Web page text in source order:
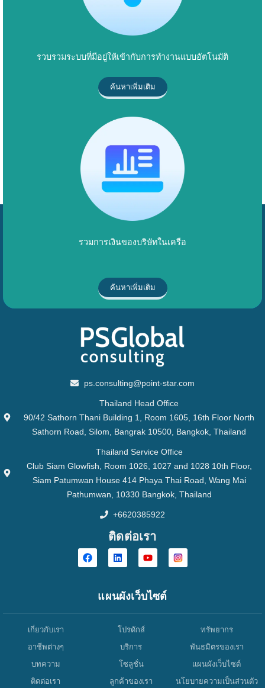
รวบรวมระบบที่มีอยู่ให้เข้ากับการทำงานแบบอัตโนมัติ
ค้นหาเพิ่มเติม
รวมการเงินของบริษัทในเครือ
ค้นหาเพิ่มเติม
ps.consulting@point-star.com
Thailand Head Office
90/42 Sathorn Thani Building 1, Room 1605, 16th Floor North
Sathorn Road, Silom, Bangrak 10500, Bangkok, Thailand
Thailand Service Office
Club Siam Glowfish, Room 1026, 1027 and 1028 10th Floor,
Siam Patumwan House 414 Phaya Thai Road, Wang Mai
Pathumwan, 10330 Bangkok, Thailand
+6620385922
ติดต่อเรา
แผนผังเว็บไซต์
เกี่ยวกับเรา
อาชีพต่างๆ
บทความ
ติดต่อเรา
โปรดักส์
บริการ
โซลูชั่น
ลูกค้าของเรา
ทรัพยากร
พันธมิตรของเรา
แผนผังเว็บไซต์
นโยบายความเป็นส่วนตัว